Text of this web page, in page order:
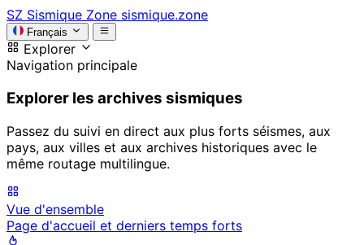
SZ Sismique Zone sismique.zone
Français
Explorer
Navigation principale
Explorer les archives sismiques
Passez du suivi en direct aux plus forts séismes, aux
pays, aux villes et aux archives historiques avec le
même routage multilingue.
Vue d'ensemble
Page d'accueil et derniers temps forts